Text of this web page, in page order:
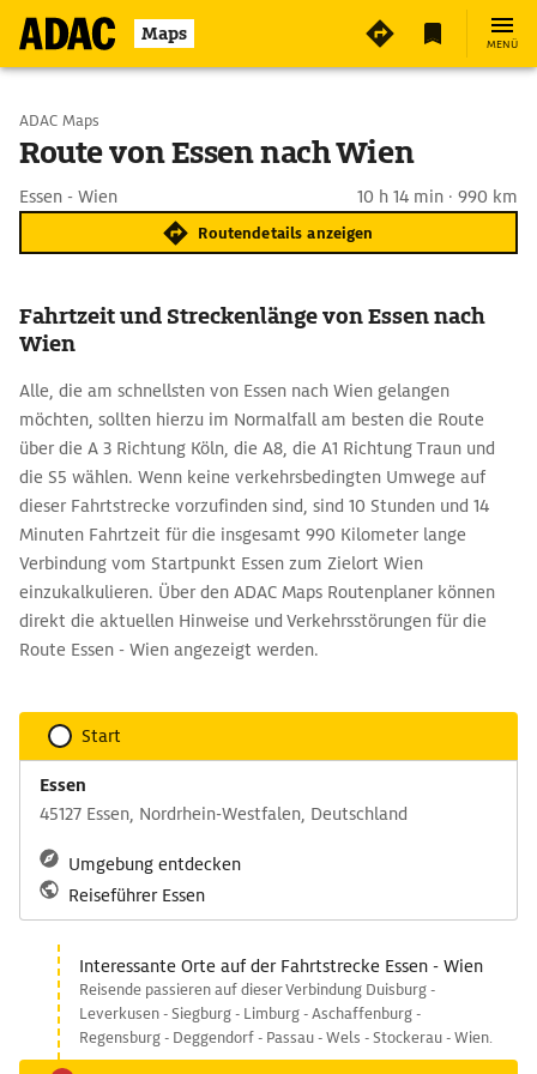
Maps MENÜ
Start wählen
ADAC Maps
Route von Essen nach Wien
Essen - Wien 10 h 14 min · 990 km
Routendetails anzeigen
Fahrtzeit und Streckenlänge von Essen nach
Wien
Alle, die am schnellsten von Essen nach Wien gelangen
möchten, sollten hierzu im Normalfall am besten die Route
über die A 3 Richtung Köln, die A8, die A1 Richtung Traun und
die S5 wählen. Wenn keine verkehrsbedingten Umwege auf
dieser Fahrtstrecke vorzufinden sind, sind 10 Stunden und 14
Minuten Fahrtzeit für die insgesamt 990 Kilometer lange
Verbindung vom Startpunkt Essen zum Zielort Wien
einzukalkulieren. Über den ADAC Maps Routenplaner können
direkt die aktuellen Hinweise und Verkehrsstörungen für die
Route Essen - Wien angezeigt werden.
Start
Essen
45127 Essen, Nordrhein-Westfalen, Deutschland
Umgebung entdecken
Reiseführer Essen
Interessante Orte auf der Fahrtstrecke Essen - Wien
Reisende passieren auf dieser Verbindung Duisburg -
Leverkusen - Siegburg - Limburg - Aschaffenburg -
Regensburg - Deggendorf - Passau - Wels - Stockerau - Wien.